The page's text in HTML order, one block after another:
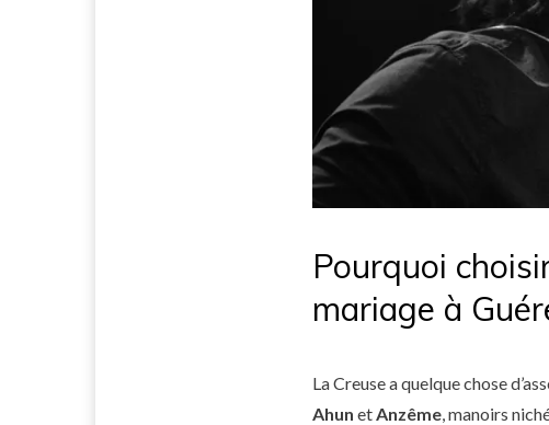
Pourquoi
mariage à
La Creuse a quelque chose
Ahun etAnzême, manoirs